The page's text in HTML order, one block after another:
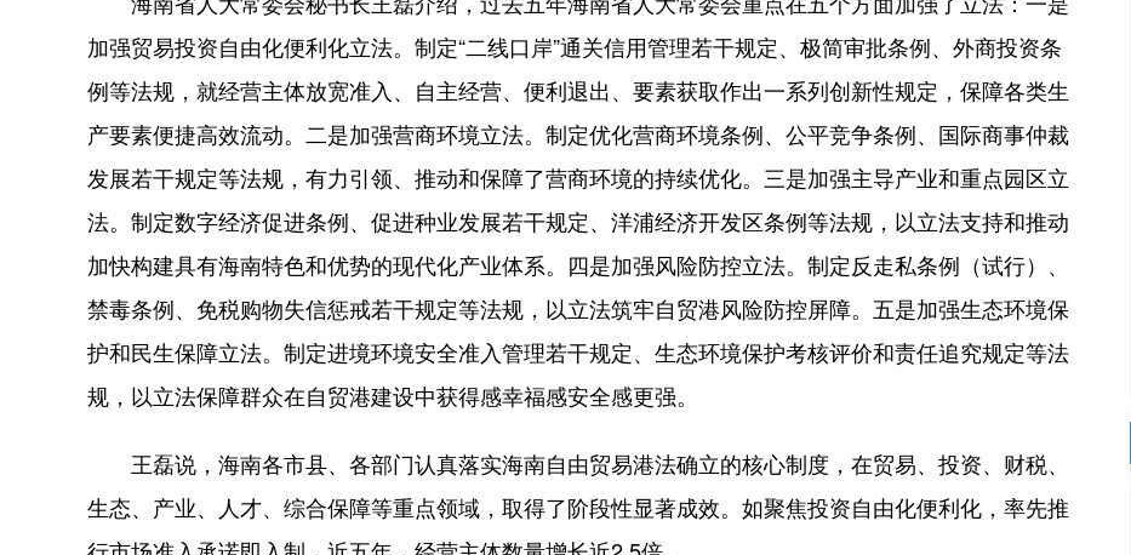
加强贸易投资自由化便利化立法。制定“二线口岸”通关信用管理若干规定、极简审批条例、外商投资条
例等法规，就经营主体放宽准入、自主经营、便利退出、要素获取作出一系列创新性规定，保障各类生
产要素便捷高效流动。二是加强营商环境立法。制定优化营商环境条例、公平竞争条例、国际商事仲裁
发展若干规定等法规，有力引领、推动和保障了营商环境的持续优化。三是加强主导产业和重点园区立
法。制定数字经济促进条例、促进种业发展若干规定、洋浦经济开发区条例等法规，以立法支持和推动
加快构建具有海南特色和优势的现代化产业体系。四是加强风险防控立法。制定反走私条例（试行）、
禁毒条例、免税购物失信惩戒若干规定等法规，以立法筑牢自贸港风险防控屏障。五是加强生态环境保
护和民生保障立法。制定进境环境安全准入管理若干规定、生态环境保护考核评价和责任追究规定等法
规，以立法保障群众在自贸港建设中获得感幸福感安全感更强。
王磊说，海南各市县、各部门认真落实海南自由贸易港法确立的核心制度，在贸易、投资、财税、
生态、产业、人才、综合保障等重点领域，取得了阶段性显著成效。如聚焦投资自由化便利化，率先推